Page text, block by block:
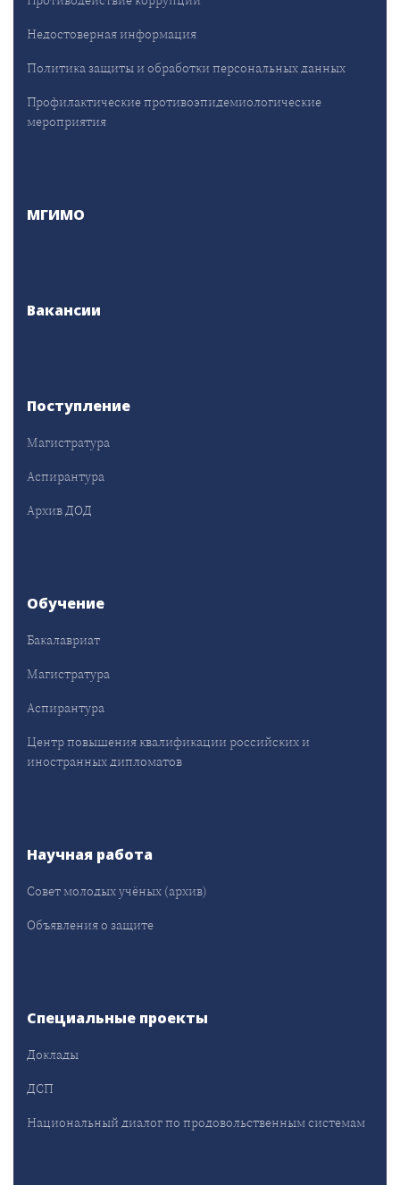
Недостоверная информация
Политика защиты и обработки персональных данных
Профилактические противоэпидемиологические
мероприятия
МГИМО
Вакансии
Поступление
Магистратура
Аспирантура
Архив ДОД
Обучение
Бакалавриат
Магистратура
Аспирантура
Центр повышения квалификации российских и
иностранных дипломатов
Научная работа
Совет молодых учёных (архив)
Объявления о защите
Специальные проекты
Доклады
ДСП
Национальный диалог по продовольственным системам